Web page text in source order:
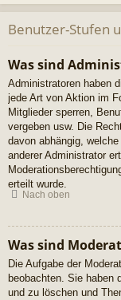
Benutzer-Stufen
Was sind
Administratoren haben
jede Art von Aktion im
Mitglieder sperren,
vergeben usw. Die
davon abhängig,
anderer Administrator
erteilt wurde.
Nach oben
Was sind
Die Aufgabe der
beobachten. Sie haben
und zu löschen und